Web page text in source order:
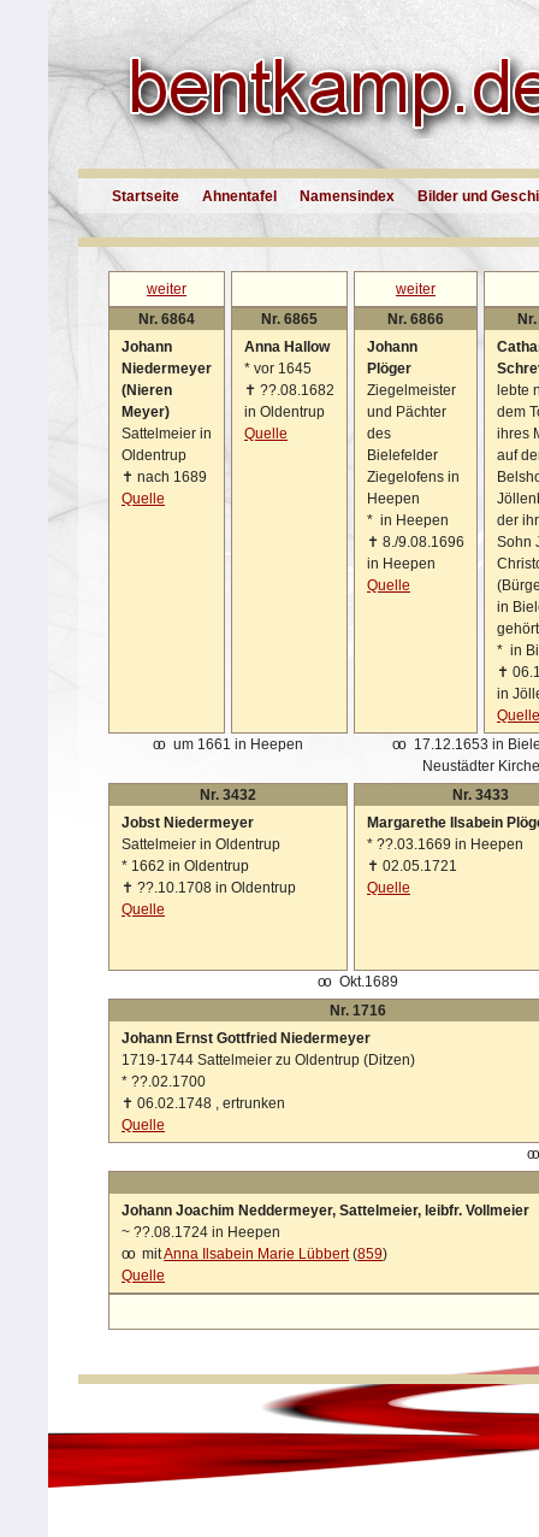
Startseite Ahnentafel Namensindex Bilder und
weiter
weiter
Nr. 6864
Johann
Niedermeyer
(Nieren
Meyer)
Sattelmeier in
Oldentrup
✝ nach 1689
Quelle
Nr. 6865
Anna Hallow
* vor 1645
✝ ??.08.1682
in Oldentrup
Quelle
Nr. 6866
Johann
Plöger
Ziegelmeister
und Pächter
des
Bielefelder
Ziegelofens in
Heepen
* in Heepen
✝ 8./9.08.1696
in Heepen
Quelle
lebte
dem
ihres
auf
der
Sohn
in
* in
✝
in
Quelle
oo um 1661 in Heepen oo
17.12.1653 in
Neustädter Kirche
Nr. 3432
Jobst Niedermeyer
Sattelmeier in Oldentrup
* 1662 in Oldentrup
✝ ??.10.1708 in Oldentrup
Quelle
Nr. 3433
Margarethe Ilsabein
* ??.03.1669 in Heepen
✝ 02.05.1721
Quelle
oo
Okt.1689
Nr. 1716
Johann Ernst Gottfried Niedermeyer
1719-1744 Sattelmeier zu Oldentrup (Ditzen)
* ??.02.1700
✝ 06.02.1748 , ertrunken
Quelle
oo
Johann Joachim Neddermeyer, Sattelmeier, leibfr. Vollmeier
~ ??.08.1724 in Heepen
oo mitAnna Ilsabein Marie Lübbert(859)
Quelle